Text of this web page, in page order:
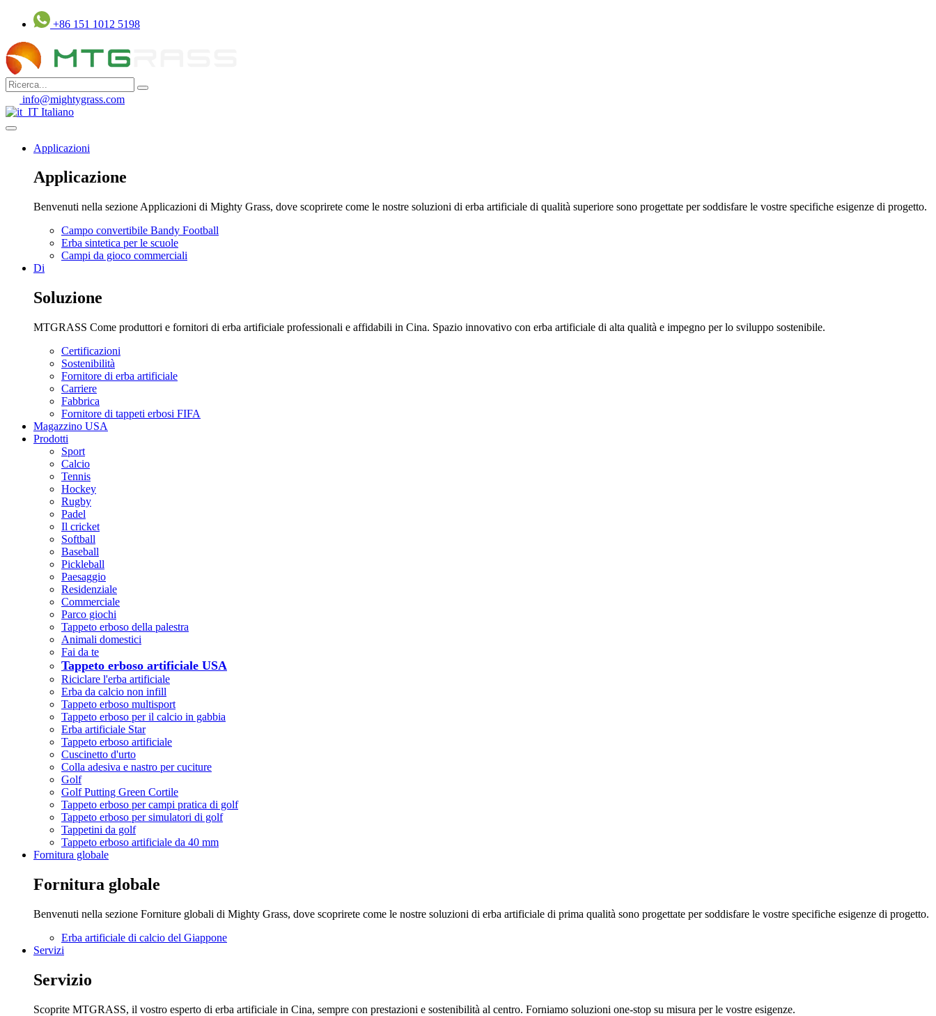
contenuto
+86 151 1012 5198
info@mightygrass.com
Italiano
Applicazioni
Applicazione
Benvenuti nella sezione Applicazioni di Mighty Grass, dove scoprirete come le nostre soluzioni di erba artificiale di qualità superiore sono progettate per soddisfare le vostre specifiche esigenze di progetto.
Campo convertibile Bandy Football
Erba sintetica per le scuole
Campi da gioco commerciali
Di
Soluzione
MTGRASS Come produttori e fornitori di erba artificiale professionali e affidabili in Cina. Spazio innovativo con erba artificiale di alta qualità e impegno per lo sviluppo sostenibile.
Certificazioni
Sostenibilità
Fornitore di erba artificiale
Carriere
Fabbrica
Fornitore di tappeti erbosi FIFA
Magazzino USA
Prodotti
Sport
Calcio
Tennis
Hockey
Rugby
Padel
Il cricket
Softball
Baseball
Pickleball
Paesaggio
Residenziale
Commerciale
Parco giochi
Tappeto erboso della palestra
Animali domestici
Fai da te
Tappeto erboso artificiale USA
Riciclare l'erba artificiale
Erba da calcio non infill
Tappeto erboso multisport
Tappeto erboso per il calcio in gabbia
Erba artificiale Star
Tappeto erboso artificiale
Cuscinetto d'urto
Colla adesiva e nastro per cuciture
Golf
Golf Putting Green Cortile
Tappeto erboso per campi pratica di golf
Tappeto erboso per simulatori di golf
Tappetini da golf
Tappeto erboso artificiale da 40 mm
Fornitura globale
Fornitura globale
Benvenuti nella sezione Forniture globali di Mighty Grass, dove scoprirete come le nostre soluzioni di erba artificiale di prima qualità sono progettate per soddisfare le vostre specifiche esigenze di progetto.
Erba artificiale di calcio del Giappone
Servizi
Servizio
Scoprite MTGRASS, il vostro esperto di erba artificiale in Cina, sempre con prestazioni e sostenibilità al centro. Forniamo soluzioni one-stop su misura per le vostre esigenze.